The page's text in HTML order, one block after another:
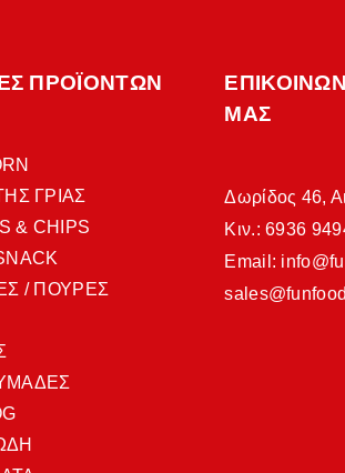
ΠΡΟΪΟΝΤΩΝ
ΓΡΙΑΣ
& CHIPS
/ ΠΟΥΡΕΣ
ΜΑΣ
Δωρίδος 46,
Κιν.: 6936
Email: